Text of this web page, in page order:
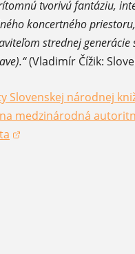
tvorivú fantáziu,
koncertného
strednej
(Vladimír Čížik:
Slovenskej národnej
v novom okne)
medzinárodná
v novom okne)
v novom okne)